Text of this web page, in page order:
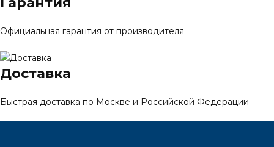
Официальная гарантия от производителя
Доставка
Быстрая доставка по Москве и Российской Федерации